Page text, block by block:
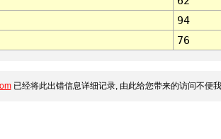
94
76
已经将此出错信息详细记录, 由此给您带来的访问不便